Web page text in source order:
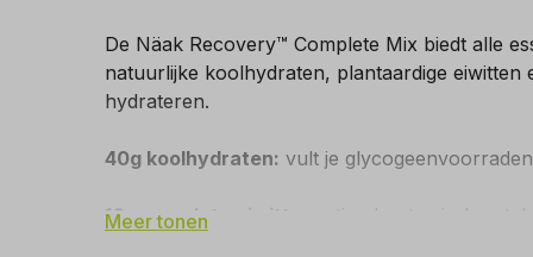
De Näak Recovery™ Complete Mix biedt alle
natuurlijke koolhydraten, plantaardige
hydrateren.
40g koolhydraten: vult je
10g complete eiwitten: stimuleert spierherstel
Meer tonen